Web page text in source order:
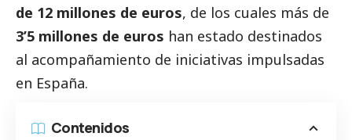
de 12 millones de euros, de los cuales más de
3’5 millones de euros han estado destinados
al acompañamiento de iniciativas impulsadas
en España.
Contenidos